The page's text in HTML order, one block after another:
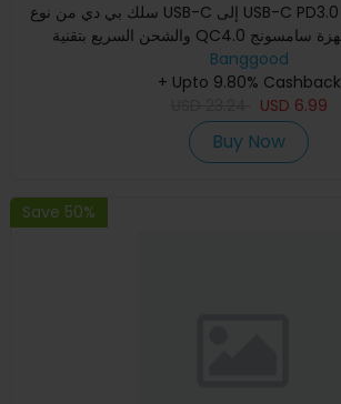
سلك بي دي من نوع USB-C إلى USB-C PD3.0 يدعم توصيل الطاقة
والشحن السريع بتقنية QC4.0 ونقل البيانات لأجهزة سامسونج
جالاكسي
Banggood
+ Upto 9.80% Cashback
USD 6.99
Buy Now
Save 50%